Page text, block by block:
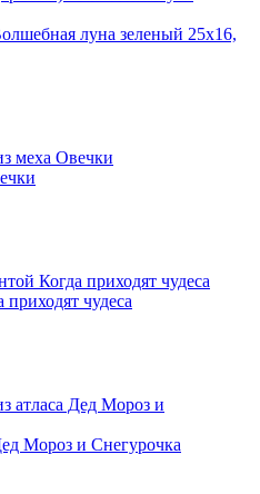
луна зеленый 25х16,
чудеса
Мороз и Снегурочка